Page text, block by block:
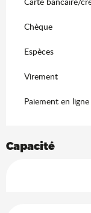
Chèque
Espèces
Virement
Paiement en ligne
Capacité